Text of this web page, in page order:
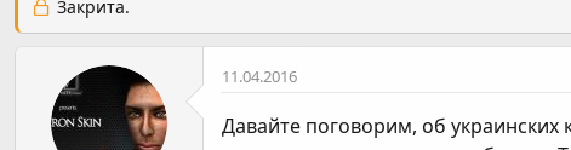
т
о
т
а
в
о
Закрита.
11.04.2016
Давайте поговорим, об